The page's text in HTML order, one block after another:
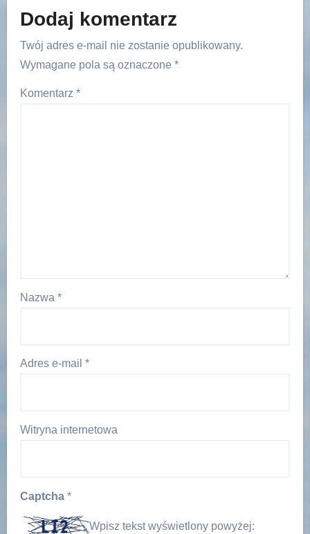
Dodaj komentarz
Twój adres e-mail nie zostanie opublikowany.
Wymagane pola są oznaczone *
Komentarz *
Nazwa *
Adres e-mail *
Witryna internetowa
Captcha *
Wpisz tekst wyświetlony powyżej: